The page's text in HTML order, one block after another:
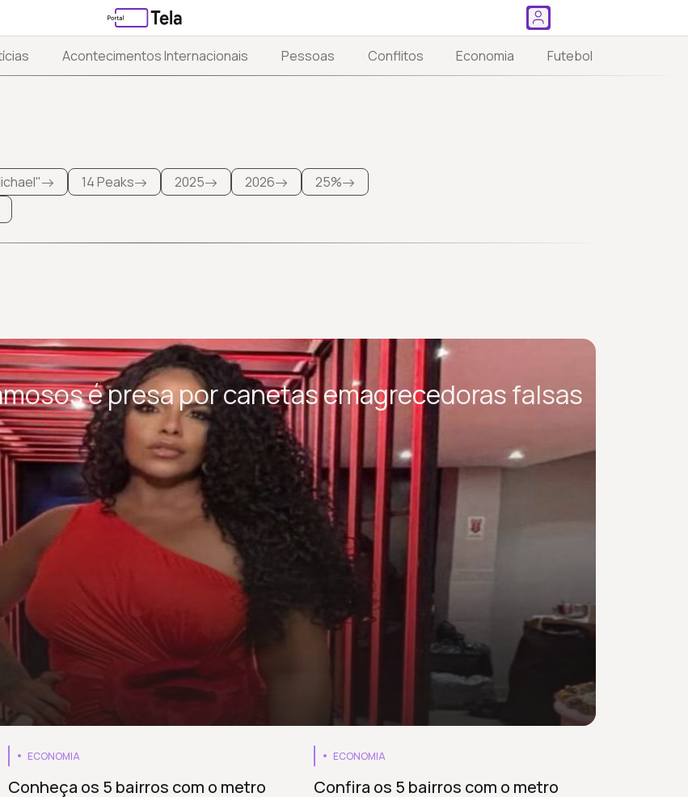
Acontecimentos Internacionais Pessoas Conflitos Economia Futebol
14 Peaks 2025 2026
25%
é presa por canetas emagrecedoras falsas
ECONOMIA
Conheça os 5 bairros com o metro
ECONOMIA
Confira os 5 bairros com o metro